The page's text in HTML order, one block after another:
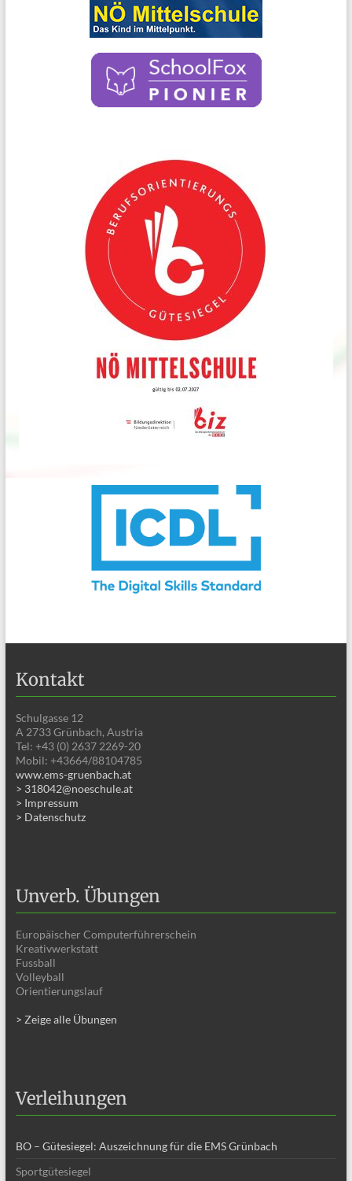
Kontakt
Schulgasse 12
A 2733 Grünbach, Austria
Tel: +43 (0) 2637 2269-20
Mobil: +43664/88104785
www.ems-gruenbach.at
> 318042@noeschule.at
> Impressum
> Datenschutz
Unverb. Übungen
Europäischer Computerführerschein
Kreativwerkstatt
Fussball
Volleyball
Orientierungslauf
> Zeige alle Übungen
Verleihungen
BO – Gütesiegel: Auszeichnung für die EMS Grünbach
Sportgütesiegel